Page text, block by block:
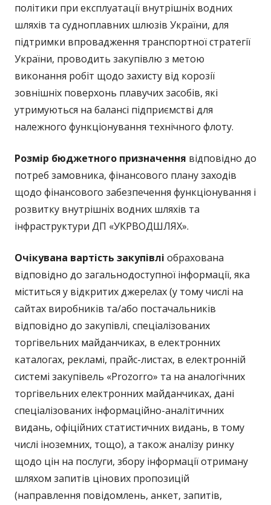
політики при експлуатації внутрішніх водних
шляхів та судноплавних шлюзів України, для
підтримки впровадження транспортної стратегії
України, проводить закупівлю з метою
виконання робіт щодо захисту від корозії
зовнішніх поверхонь плавучих засобів, які
утримуються на балансі підприємстві для
належного функціонування технічного флоту.
Розмір бюджетного призначення відповідно до
потреб замовника, фінансового плану заходів
щодо фінансового забезпечення функціонування і
розвитку внутрішніх водних шляхів та
інфраструктури ДП «УКРВОДШЛЯХ».
Очікувана вартість закупівлі обрахована
відповідно до загальнодоступної інформації, яка
міститься у відкритих джерелах (у тому числі на
сайтах виробників та/або постачальників
відповідно до закупівлі, спеціалізованих
торгівельних майданчиках, в електронних
каталогах, рекламі, прайс-листах, в електронній
системі закупівель «Prozorro» та на аналогічних
торгівельних електронних майданчиках, дані
спеціалізованих інформаційно-аналітичних
видань, офіційних статистичних видань, в тому
числі іноземних, тощо), а також аналізу ринку
щодо цін на послуги, збору інформації отриману
шляхом запитів цінових пропозицій
(направлення повідомлень, анкет, запитів,